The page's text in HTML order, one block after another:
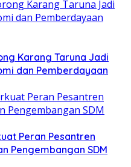
Karang Taruna Jadi
dan Pemberdayaan
Peran Pesantren
Pengembangan SDM